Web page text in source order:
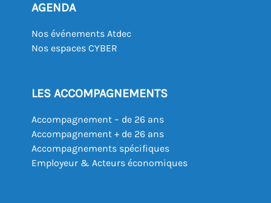
AGENDA
Nos événements Atdec
Nos espaces CYBER
LES ACCOMPAGNEMENTS
Accompagnement – de 26 ans
Accompagnement + de 26 ans
Accompagnements spécifiques
Employeur & Acteurs économiques